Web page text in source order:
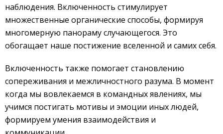
наблюдения. Включенность стимулирует
множественные органические способы, формируя
многомерную панораму случающегося. Это
обогащает наше постижение вселенной и самих себя.
Включенность также помогает становлению
сопереживания и межличностного разума. В момент
когда мы вовлекаемся в командных явлениях, мы
учимся постигать мотивы и эмоции иных людей,
формируем умения взаимодействия и